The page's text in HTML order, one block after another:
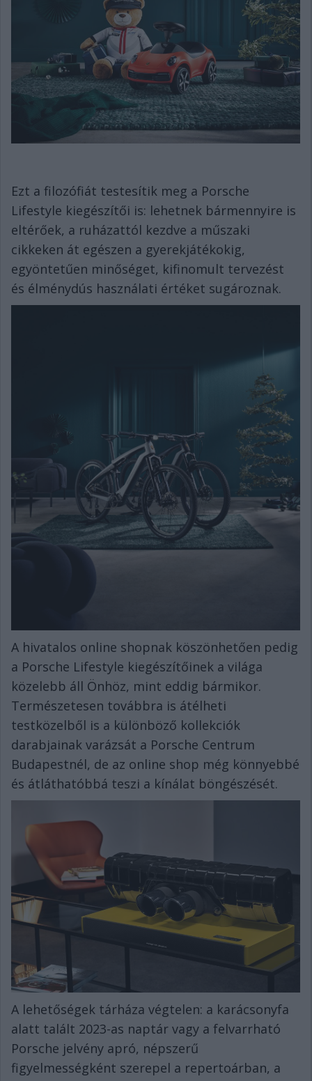
Ezt a filozófiát testesítik meg a Porsche
Lifestyle kiegészítői is: lehetnek bármennyire is
eltérőek, a ruházattól kezdve a műszaki
cikkeken át egészen a gyerekjátékokig,
egyöntetűen minőséget, kifinomult tervezést
és élménydús használati értéket sugároznak.
A hivatalos online shopnak köszönhetően pedig
a Porsche Lifestyle kiegészítőinek a világa
közelebb áll Önhöz, mint eddig bármikor.
Természetesen továbbra is átélheti
testközelből is a különböző kollekciók
darabjainak varázsát a Porsche Centrum
Budapestnél, de az online shop még könnyebbé
és átláthatóbbá teszi a kínálat böngészését.
A lehetőségek tárháza végtelen: a karácsonyfa
alatt talált 2023-as naptár vagy a felvarrható
Porsche jelvény apró, népszerű
figyelmességként szerepel a repertoárban, a